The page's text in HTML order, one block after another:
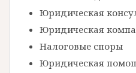
Юридическая
Юридическая
Налоговые споры
Юридическая